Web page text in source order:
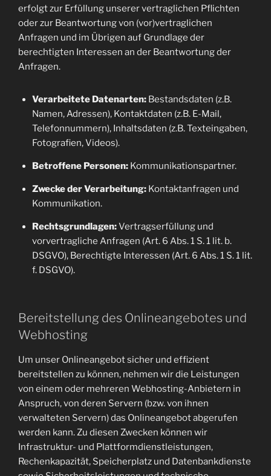
erfolgt zur Erfüllung unserer vertraglichen Pflichten
oder zur Beantwortung von (vor)vertraglichen
Anfragen und im Übrigen auf Grundlage der
berechtigten Interessen an der Beantwortung der
Anfragen.
Verarbeitete Datenarten:Bestandsdaten (z.B.
Namen, Adressen), Kontaktdaten (z.B. E-Mail,
Telefonnummern), Inhaltsdaten (z.B. Texteingaben,
Fotografien, Videos).
Betroffene Personen:Kommunikationspartner.
Zwecke der Verarbeitung:Kontaktanfragen und
Kommunikation.
Rechtsgrundlagen:Vertragserfüllung und
vorvertragliche Anfragen (Art. 6 Abs. 1 S. 1 lit. b.
DSGVO), Berechtigte Interessen (Art. 6 Abs. 1 S. 1 lit.
f. DSGVO).
Bereitstellung des Onlineangebotes und
Webhosting
Um unser Onlineangebot sicher und effizient
bereitstellen zu können, nehmen wir die Leistungen
von einem oder mehreren Webhosting-Anbietern in
Anspruch, von deren Servern (bzw. von ihnen
verwalteten Servern) das Onlineangebot abgerufen
werden kann. Zu diesen Zwecken können wir
Infrastruktur- und Plattformdienstleistungen,
Rechenkapazität, Speicherplatz und Datenbankdienste